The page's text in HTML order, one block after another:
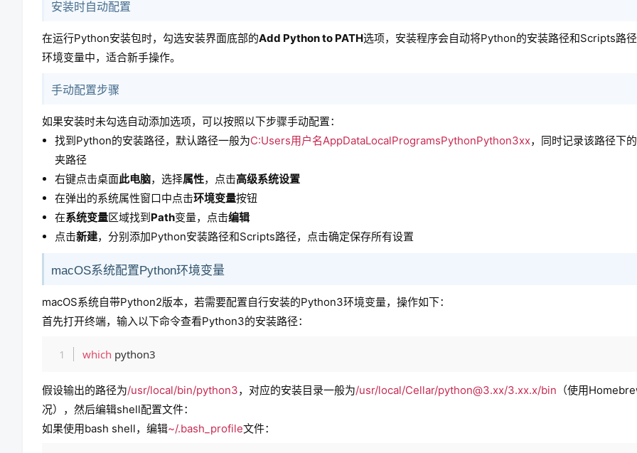
安装时自动配置
在运行Python安装包时，勾选安装界面底部的Add Python to PATH选项，安装程序会自动将Python的安装路径和Scripts路
环境变量中，适合新手操作。
手动配置步骤
如果安装时未勾选自动添加选项，可以按照以下步骤手动配置：
找到Python的安装路径，默认路径一般为C:Users用户名AppDataLocalProgramsPythonPython3xx，同时记录该路径下的
夹路径
右键点击桌面此电脑，选择属性，点击高级系统设置
在弹出的系统属性窗口中点击环境变量按钮
在系统变量区域找到Path变量，点击编辑
点击新建，分别添加Python安装路径和Scripts路径，点击确定保存所有设置
macOS系统配置Python环境变量
macOS系统自带Python2版本，若需要配置自行安装的Python3环境变量，操作如下：
首先打开终端，输入以下命令查看Python3的安装路径：
which
假设输出的路径为/usr/local/bin/python3，对应的安装目录一般为/usr/local/Cellar/python@3.xx/3.xx.x/bin （使用
况），然后编辑shell配置文件：
如果使用bash shell，编辑~/.bash_profile文件：